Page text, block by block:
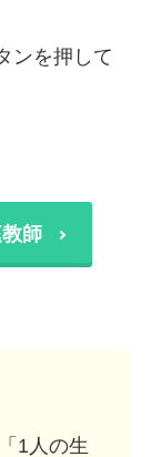
ンを押して
師
1人の生